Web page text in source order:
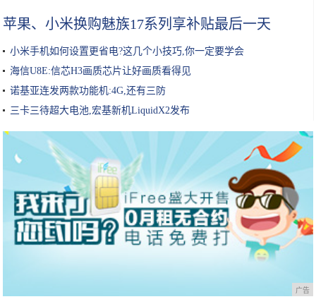
苹果、小米换购魅族17系列享补贴最后一天
小米手机如何设置更省电?这几个小技巧,你一定要学会
海信U8E:信芯H3画质芯片让好画质看得见
诺基亚连发两款功能机:4G,还有三防
三卡三待超大电池,宏基新机LiquidX2发布
广告